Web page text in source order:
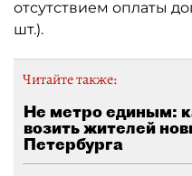
отсутствием оплаты
шт.).
Читайте также:
Не метро единым:
возить жителей
Петербурга